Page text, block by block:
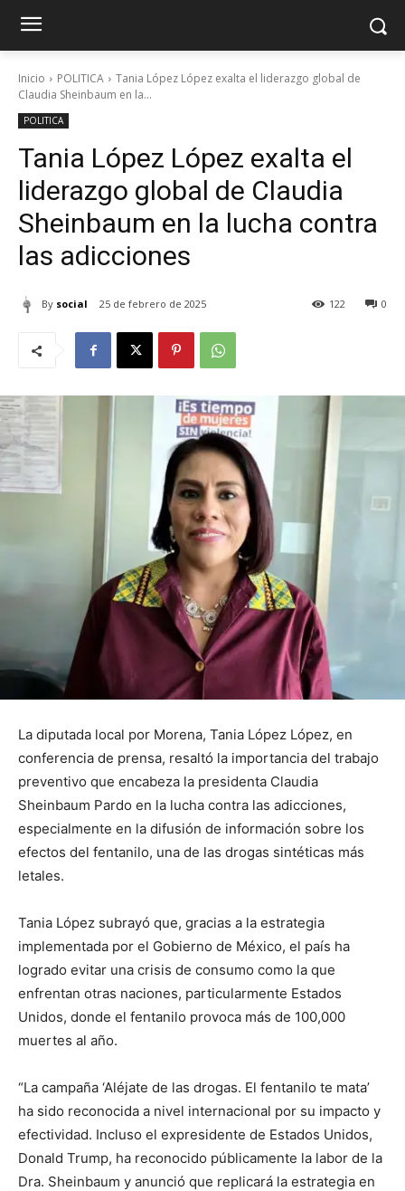
Inicio POLITICA
Tania López López exalta el liderazgo global de
Claudia Sheinbaum en la...
POLITICA
Tania López López exalta el
liderazgo global de Claudia
Sheinbaum en la lucha contra
las adicciones
By social 25 de febrero de 2025 0
122
La diputada local por Morena, Tania López López, en
conferencia de prensa, resaltó la importancia del trabajo
preventivo que encabeza la presidenta Claudia
Sheinbaum Pardo en la lucha contra las adicciones,
especialmente en la difusión de información sobre los
efectos del fentanilo, una de las drogas sintéticas más
letales.
Tania López subrayó que, gracias a la estrategia
implementada por el Gobierno de México, el país ha
logrado evitar una crisis de consumo como la que
enfrentan otras naciones, particularmente Estados
Unidos, donde el fentanilo provoca más de 100,000
muertes al año.
“La campaña ‘Aléjate de las drogas. El fentanilo te mata’
ha sido reconocida a nivel internacional por su impacto y
efectividad. Incluso el expresidente de Estados Unidos,
Donald Trump, ha reconocido públicamente la labor de la
Dra. Sheinbaum y anunció que replicará la estrategia en